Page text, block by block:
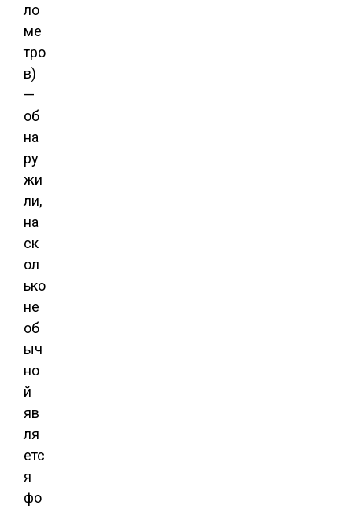
ло
ме
тро
в)
—
об
на
ру
жи
ли,
на
ск
ол
ько
не
об
ыч
но
й
яв
ля
етс
я
фо